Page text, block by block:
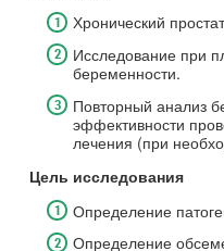
Хронический
Исследование при
беременности.
Повторный анализ
эффективности
лечения (при
Цель исследования
Определение
Определение